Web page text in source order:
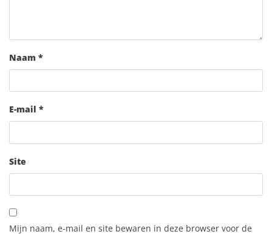
Naam *
E-mail *
Site
Mijn naam, e-mail en site bewaren in deze browser voor de